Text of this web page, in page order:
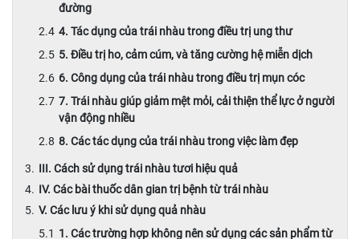
đường
4. Tác dụng của trái nhàu trong điều trị ung thư
5. Điều trị ho, cảm cúm, và tăng cường hệ miễn dịch
6. Công dụng của trái nhàu trong điều trị mụn cóc
7. Trái nhàu giúp giảm mệt mỏi, cải thiện thể lực ở người
vận động nhiều
8. Các tác dụng của trái nhàu trong việc làm đẹp
III. Cách sử dụng trái nhàu tươi hiệu quả
IV. Các bài thuốc dân gian trị bệnh từ trái nhàu
V. Các lưu ý khi sử dụng quả nhàu
1. Các trường hợp không nên sử dụng các sản phẩm từ